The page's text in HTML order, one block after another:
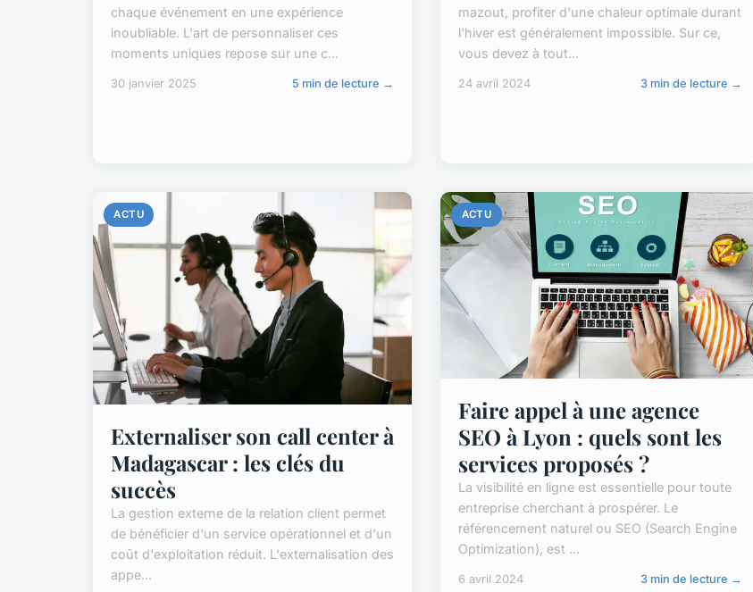
chaque événement en une expérience
inoubliable. L'art de personnaliser ces
moments uniques repose sur une c...
30 janvier 2025 5 min de lecture →
mazout, profiter d'une chaleur optimale durant
l'hiver est généralement impossible. Sur ce,
vous devez à tout...
24 avril 2024 3 min de lecture →
ACTU
Externaliser son call center à
Madagascar : les clés du
succès
La gestion externe de la relation client permet
de bénéficier d'un service opérationnel et d'un
coût d'exploitation réduit. L'externalisation des
appe...
ACTU
Faire appel à une agence
SEO à Lyon : quels sont les
services proposés ?
La visibilité en ligne est essentielle pour toute
entreprise cherchant à prospérer. Le
référencement naturel ou SEO (Search Engine
Optimization), est ...
6 avril 2024 3 min de lecture →